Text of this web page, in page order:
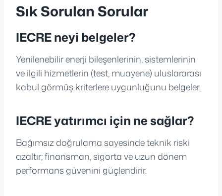
Sık Sorulan Sorular
IECRE neyi belgeler?
Yenilenebilir enerji bileşenlerinin, sistemlerinin
ve ilgili hizmetlerin (test, muayene) uluslararası
kabul görmüş kriterlere uygunluğunu belgeler.
IECRE yatırımcı için ne sağlar?
Bağımsız doğrulama sayesinde teknik riski
azaltır; finansman, sigorta ve uzun dönem
performans güvenini güçlendirir.